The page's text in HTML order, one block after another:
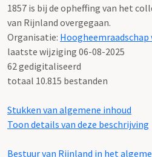
1857 is bij de opheffing van het
van Rijnland overgegaan.
Organisatie: Hoogheemraadschap
laatste wijziging 06-08-2025
62 gedigitaliseerd
totaal 10.815 bestanden
Stukken van algemene inhoud
Toon details van deze beschrijving
Bestuur van Rijnland in het